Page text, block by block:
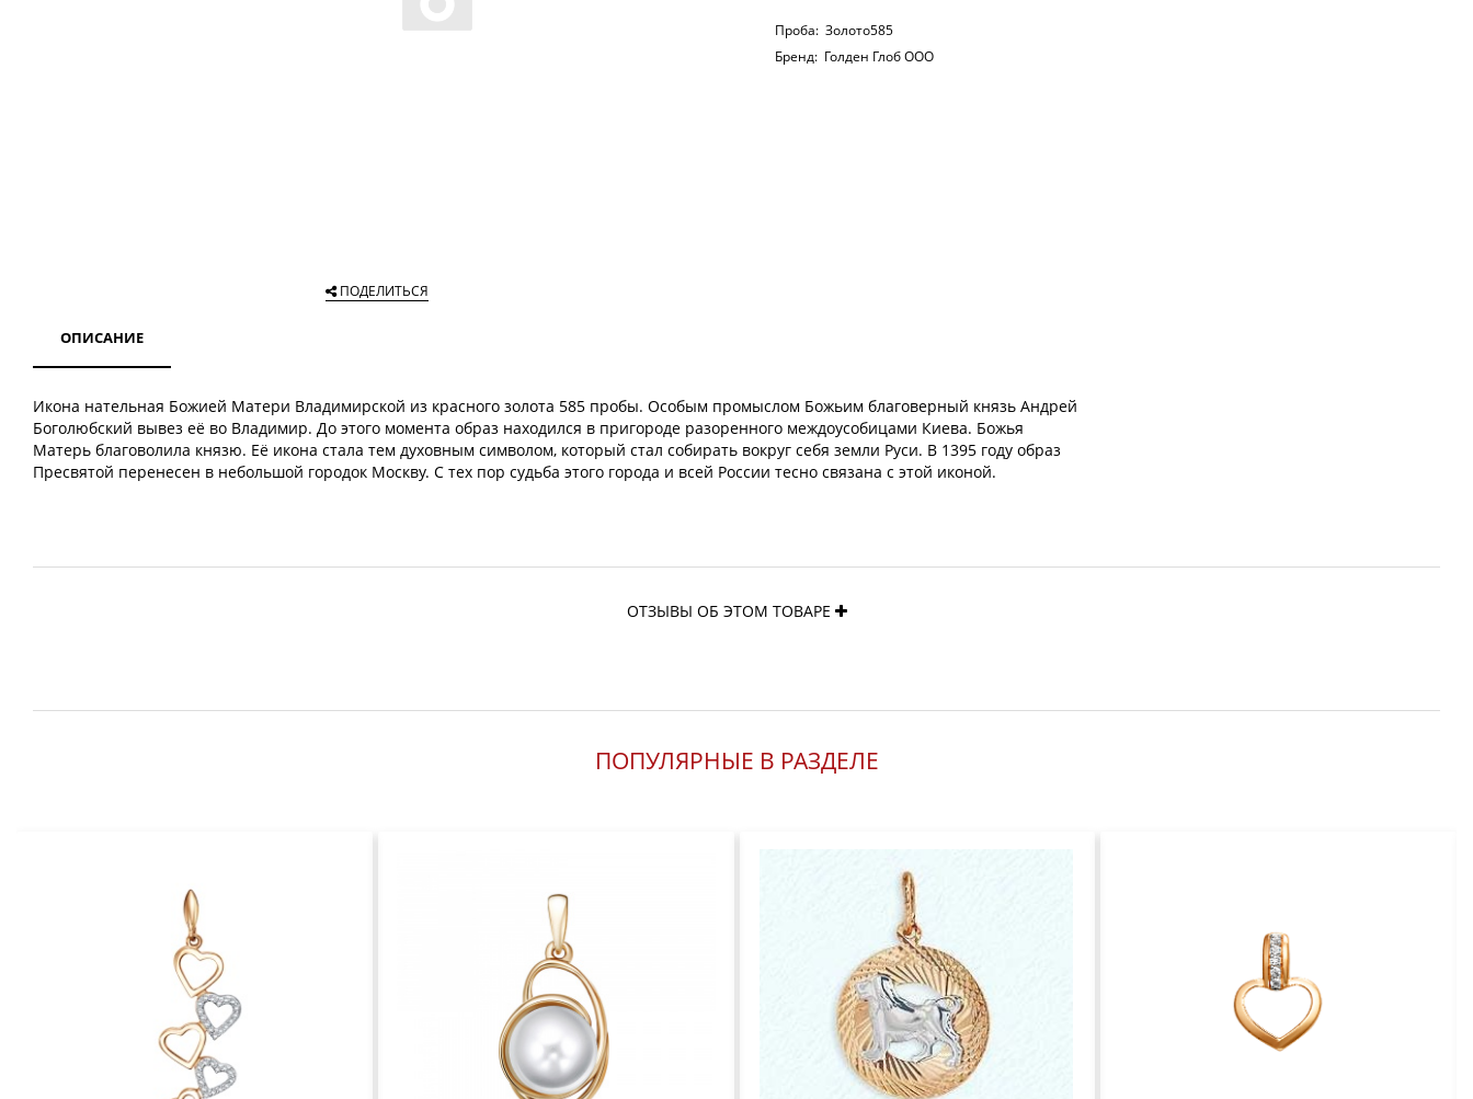
ПОДЕЛИТЬСЯ
Проба: Золото585
Бренд: Голден Глоб ООО
ОПИСАНИЕ
Икона нательная Божией Матери Владимирской из красного золота 585 пробы. Особым промыслом Божьим благоверный князь Андрей
Боголюбский вывез её во Владимир. До этого момента образ находился в пригороде разоренного междоусобицами Киева. Божья
Матерь благоволила князю. Её икона стала тем духовным символом, который стал собирать вокруг себя земли Руси. В 1395 году образ
Пресвятой перенесен в небольшой городок Москву. С тех пор судьба этого города и всей России тесно связана с этой иконой.
ОТЗЫВЫ ОБ ЭТОМ ТОВАРЕ
ПОПУЛЯРНЫЕ В РАЗДЕЛЕ